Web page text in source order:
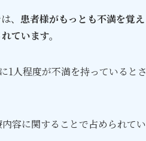
、 患者様がもっとも不満を覚え
ています。
1人程度が不満を持っているとさ
容に関することで占められてい